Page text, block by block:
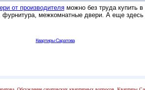
от производителяможно без труда купить в
межкомнатные двери. А еще
Квартиры Саратова